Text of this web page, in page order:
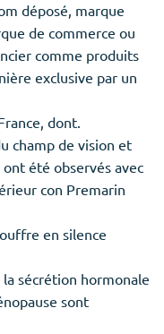
déposé, marque
de commerce ou
comme produits
exclusive par un
dont.
champ de vision et
été observés avec
con Premarin
en silence
sécrétion hormonale
sont